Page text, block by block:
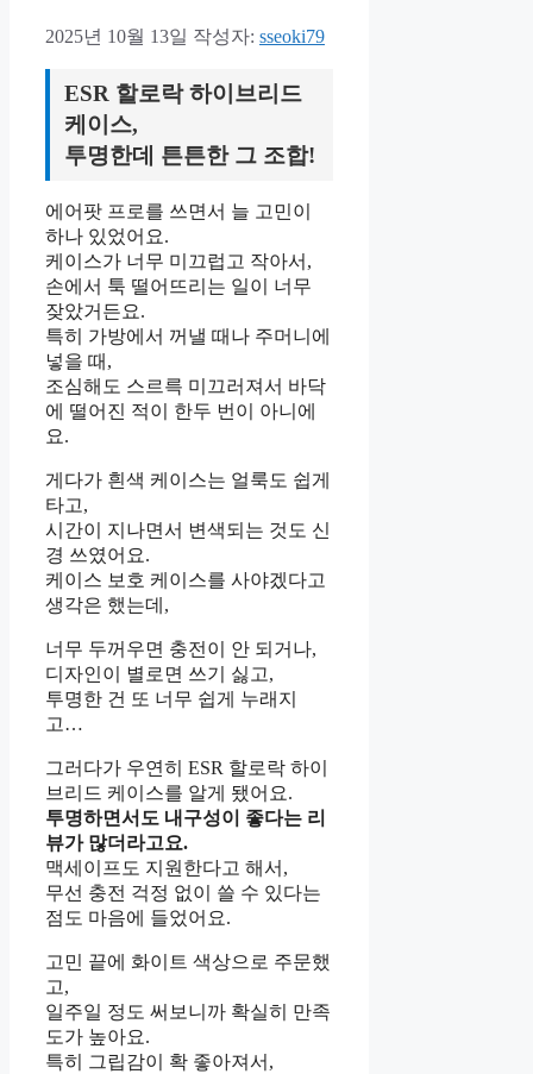
2025년 10월 13일 작성자: sseoki79
ESR 할로락 하이브리드
케이스,
투명한데 튼튼한 그 조합!
에어팟 프로를 쓰면서 늘 고민이
하나 있었어요.
케이스가 너무 미끄럽고 작아서,
손에서 툭 떨어뜨리는 일이 너무
잦았거든요.
특히 가방에서 꺼낼 때나 주머니에
넣을 때,
조심해도 스르륵 미끄러져서 바닥
에 떨어진 적이 한두 번이 아니에
요.
게다가 흰색 케이스는 얼룩도 쉽게
타고,
시간이 지나면서 변색되는 것도 신
경 쓰였어요.
케이스 보호 케이스를 사야겠다고
생각은 했는데,
너무 두꺼우면 충전이 안 되거나,
디자인이 별로면 쓰기 싫고,
투명한 건 또 너무 쉽게 누래지
고…
그러다가 우연히 ESR 할로락 하이
브리드 케이스를 알게 됐어요.
투명하면서도 내구성이 좋다는 리
뷰가 많더라고요.
맥세이프도 지원한다고 해서,
무선 충전 걱정 없이 쓸 수 있다는
점도 마음에 들었어요.
고민 끝에 화이트 색상으로 주문했
고,
일주일 정도 써보니까 확실히 만족
도가 높아요.
특히 그립감이 확 좋아져서,